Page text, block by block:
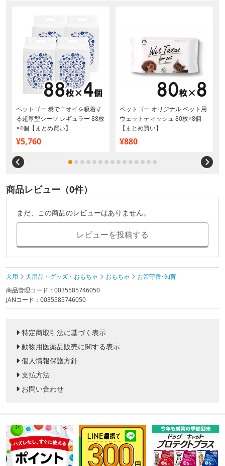
ペットゴー 炭でニオイを吸着す
る超厚型シーツ レギュラー 88枚
×4個【まとめ買い】
¥5,760
ペットゴー オリジナル ペット用
ウェットティッシュ 80枚×8個
【まとめ買い】
¥880
商品レビュー（0件）
まだ、この商品のレビューはありません。
レビューを投稿する
犬用 犬用品・グッズ・おもちゃ おもちゃ
お留守番･知育
商品管理コード：0035585746050
JANコード：0035585746050
特定商取引法に基づく表示
動物用医薬品販売に関する表示
個人情報保護方針
支払方法
お問い合わせ